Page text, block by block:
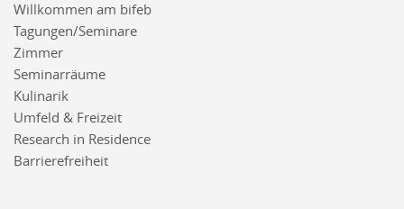
Willkommen am bifeb
Tagungen/Seminare
Zimmer
Seminarräume
Kulinarik
Umfeld & Freizeit
Research in Residence
Barrierefreiheit